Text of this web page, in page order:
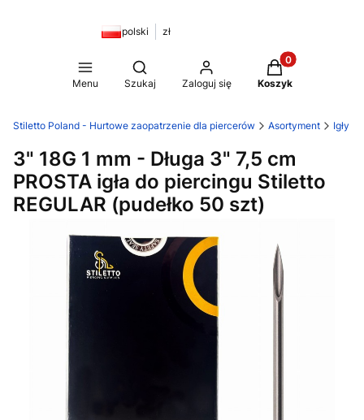
polski zł
Menu
Otwórz wyszukiwarkę
Szukaj Zaloguj się
Produkty w
Koszyk
Stiletto Poland - Hurtowe zaopatrzenie dla piercerów Asortyment Igły
3" 18G 1 mm - Długa 3" 7,5 cm
PROSTA igła do piercingu Stiletto
REGULAR (pudełko 50 szt)